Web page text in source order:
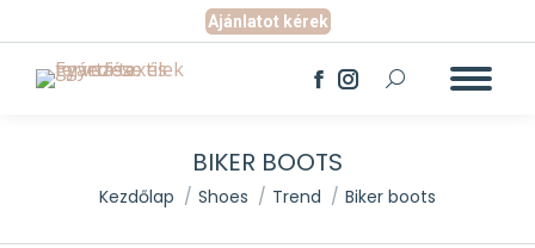
Ajánlatot kérek
Facebook
in
new
Instagram
new
Search:
BIKER BOOTS
You are here:
Kezdőlap Shoes Trend Biker boots